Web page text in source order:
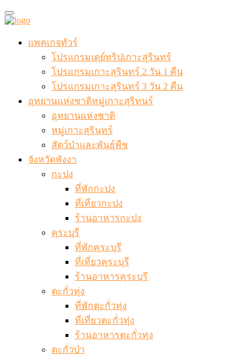
แพคเกจทัวร์
โปรแกรมเดย์ทริปเกาะสุรินทร์
โปรแกรมเกาะสุรินทร์ 2 วัน 1 คืน
โปรแกรมเกาะสุรินทร์ 3 วัน 2 คืน
อุทยานแห่งชาติหมู่เกาะสุริทนร์
อุทยานแห่งชาติ
หมู่เกาะสุรินทร์
สัตว์ป่าและพันธุ์พืช
จังหวัดพังงา
กะปง
ที่พักกะปง
ที่เที่ยวกะปง
ร้านอาหารกะปง
คุระบุรี
ที่พักคุระบุรี
ที่เที่ยวคุระบุรี
ร้านอาหารคุระบุรี
ตะกั่วทุ่ง
ที่พักตะกั่วทุ่ง
ที่เที่ยวตะกั่วทุ่ง
ร้านอาหารตะกั่วทุ่ง
ตะกั่วป่า